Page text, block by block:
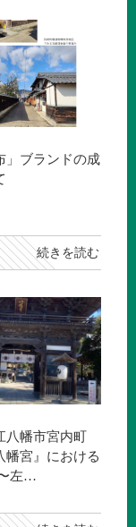
」ブランドの成
続きを読む
八幡市宮内町
幡宮』における
左…